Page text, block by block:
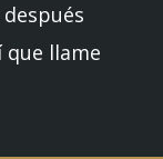
que llame